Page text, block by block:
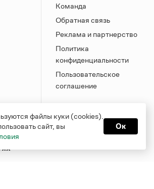
Команда
Обратная связь
Реклама и партнерство
Политика
конфиденциальности
Пользовательское
соглашение
файлы куки (cookies).
сайт, вы
Ок